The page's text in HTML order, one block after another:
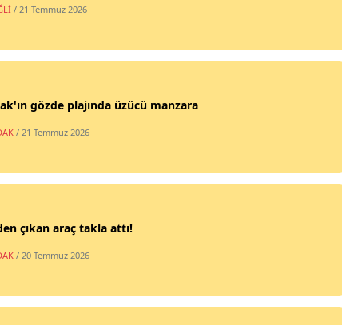
/ 21 Temmuz 2026
gözde plajında üzücü manzara
/ 21 Temmuz 2026
çıkan araç takla attı!
/ 20 Temmuz 2026